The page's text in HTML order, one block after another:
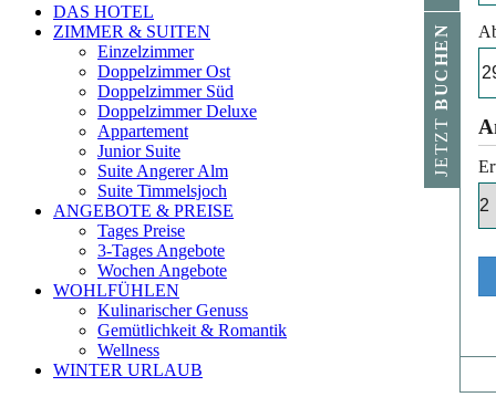
DAS HOTEL
ZIMMER & SUITEN
Einzelzimmer
Doppelzimmer Ost
Doppelzimmer Süd
Doppelzimmer Deluxe
Appartement
Junior Suite
Suite Angerer Alm
Suite Timmelsjoch
ANGEBOTE & PREISE
Tages Preise
3-Tages Angebote
Wochen Angebote
WOHLFÜHLEN
Kulinarischer Genuss
Gemütlichkeit & Romantik
Wellness
WINTER URLAUB
JETZT
BUCHEN